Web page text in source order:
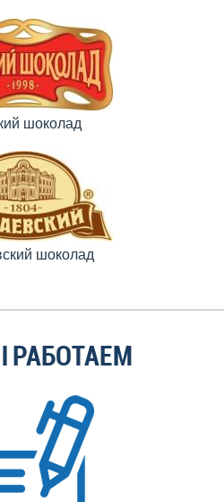
шоколад
шоколад